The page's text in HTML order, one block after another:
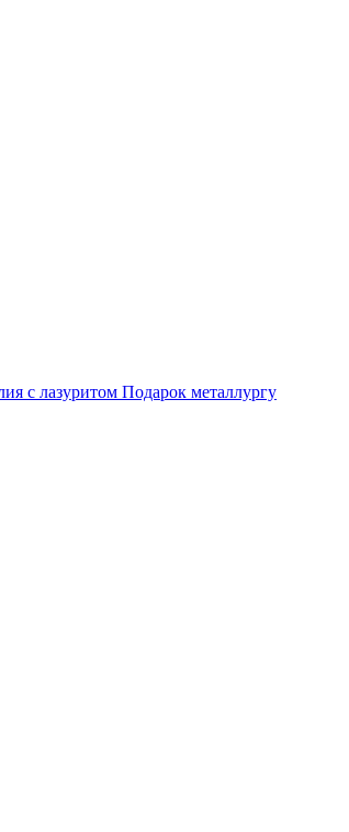
с лазуритом Подарок металлургу